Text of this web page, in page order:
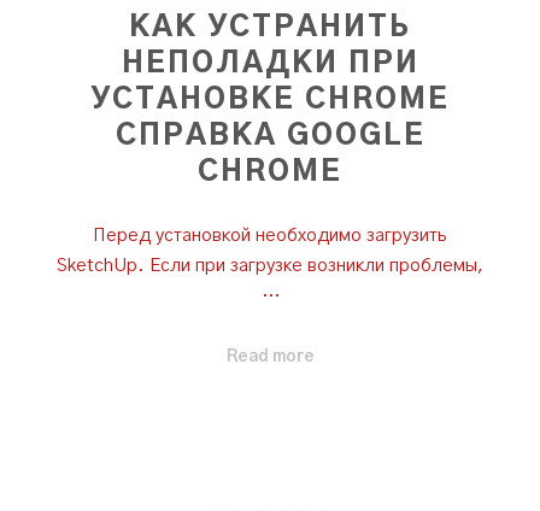
КАК УСТРАНИТЬ
НЕПОЛАДКИ ПРИ
УСТАНОВКЕ CHROME
CПРАВКА GOOGLE
CHROME
Перед установкой необходимо загрузить
SketchUp. Если при загрузке возникли проблемы,
…
Read more